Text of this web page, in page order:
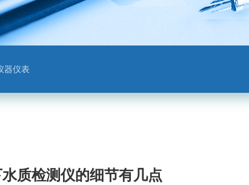
器仪表
质检测仪的细节有几点